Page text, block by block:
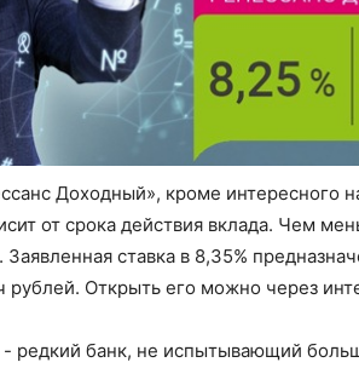
Доходный», кроме интересного
от срока действия вклада. Чем
Заявленная ставка в 8,35%
рублей. Открыть его можно через
- редкий банк, не испытывающий